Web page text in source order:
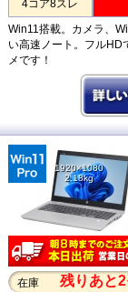
4コア8スレ
Win11搭載。カメラ、
い高速ノート。フルHD
メです！
1920×1080
2.18kg
在庫 残りあと2